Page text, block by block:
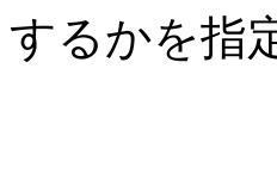
するかを指